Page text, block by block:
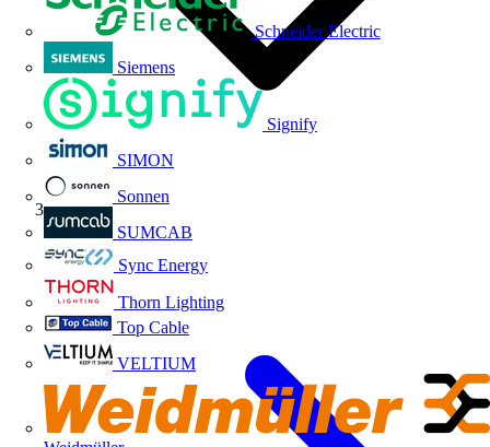
Schneider Electric
Siemens
Signify
SIMON
Sonnen
SUMCAB
Sync Energy
Thorn Lighting
Top Cable
VELTIUM
Índice